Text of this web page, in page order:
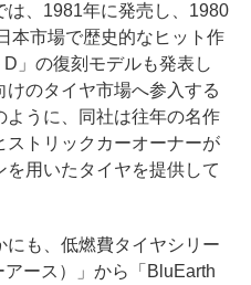
、1981年に発売し、1980
本市場で歴史的なヒット作
」の復刻モデルも発表し
のタイヤ市場へ参入する
ように、同社は往年の名作
トリックカーオーナーが
用いたタイヤを提供して
も、低燃費タイヤシリー
ース）」から「BluEarth